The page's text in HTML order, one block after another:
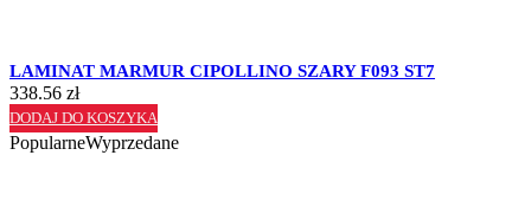
LAMINAT MARMUR CIPOLLINO SZARY F093 ST7
338.56 zł
DODAJ DO KOSZYKA
PopularneWyprzedane